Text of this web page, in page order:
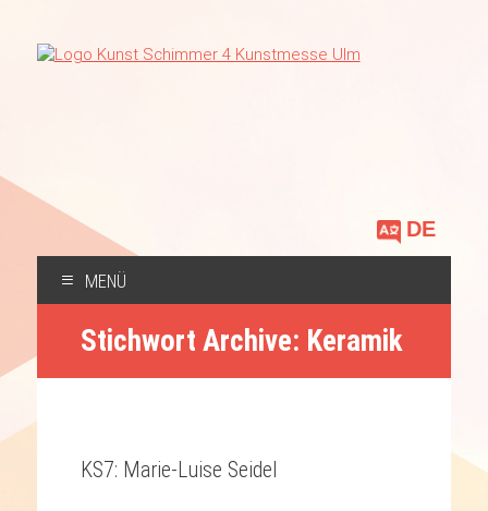
Sprache
auswählen
MENÜ
INHALTStichwort Archive: Keramik
KS7: Marie-Luise Seidel